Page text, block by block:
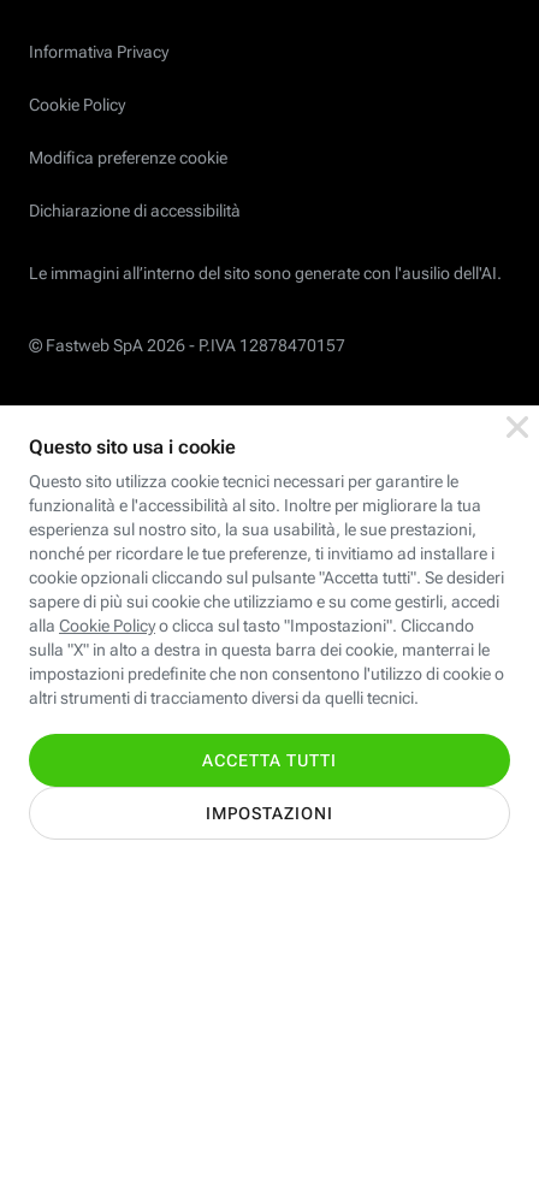
Informativa Privacy
Cookie Policy
Modifica preferenze cookie
Dichiarazione di accessibilità
Le immagini all’interno del sito sono generate con l'ausilio dell'AI.
© Fastweb SpA 2026 - P.IVA 12878470157